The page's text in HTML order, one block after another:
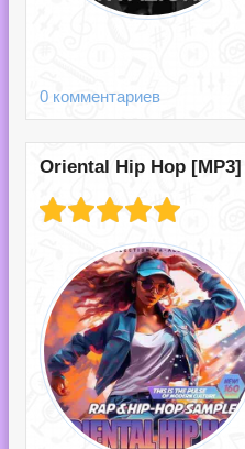
0 комментариев
Oriental Hip Hop [MP3]